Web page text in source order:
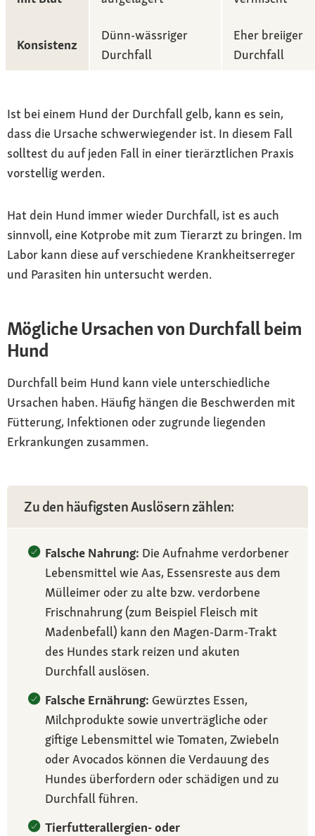
Konsistenz
Dünn-wässriger
Durchfall
Eher breiiger
Durchfall
Ist bei einem Hund der Durchfall gelb, kann es sein,
dass die Ursache schwerwiegender ist. In diesem Fall
solltest du auf jeden Fall in einer tierärztlichen Praxis
vorstellig werden.
Hat dein Hund immer wieder Durchfall, ist es auch
sinnvoll, eine Kotprobe mit zum Tierarzt zu bringen. Im
Labor kann diese auf verschiedene Krankheitserreger
und Parasiten hin untersucht werden.
Mögliche Ursachen von Durchfall beim
Hund
Durchfall beim Hund kann viele unterschiedliche
Ursachen haben. Häufig hängen die Beschwerden mit
Fütterung, Infektionen oder zugrunde liegenden
Erkrankungen zusammen.
Zu den häufigsten Auslösern zählen:
Falsche Nahrung: Die Aufnahme verdorbener
Lebensmittel wie Aas, Essensreste aus dem
Mülleimer oder zu alte bzw. verdorbene
Frischnahrung (zum Beispiel Fleisch mit
Madenbefall) kann den Magen‑Darm‑Trakt
des Hundes stark reizen und akuten
Durchfall auslösen.
Falsche Ernährung: Gewürztes Essen,
Milchprodukte sowie unverträgliche oder
giftige Lebensmittel wie Tomaten, Zwiebeln
oder Avocados können die Verdauung des
Hundes überfordern oder schädigen und zu
Durchfall führen.
Tierfutterallergien- oder